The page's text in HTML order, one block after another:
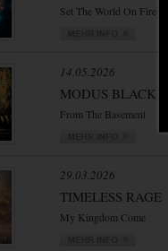
Set The World On Fire
14.05.2026
MODUS BLACK
From The Basement
29.03.2026
TIMELESS RAGE
My Kingdom Come